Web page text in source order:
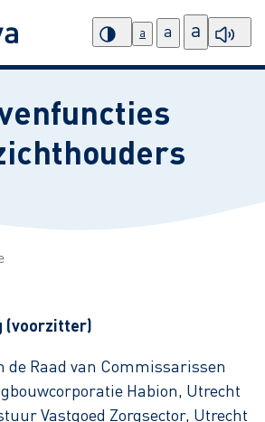
a a a
(voorzitter)
de Raad van Commissarissen
Habion, Utrecht
Vastgoed Zorgsector, Utrecht